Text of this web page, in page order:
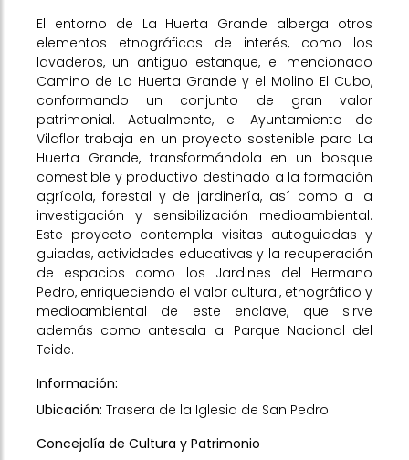
El entorno de La Huerta Grande alberga otros
elementos etnográficos de interés, como los
lavaderos, un antiguo estanque, el mencionado
Camino de La Huerta Grande y el Molino El Cubo,
conformando un conjunto de gran valor
patrimonial. Actualmente, el Ayuntamiento de
Vilaflor trabaja en un proyecto sostenible para La
Huerta Grande, transformándola en un bosque
comestible y productivo destinado a la formación
agrícola, forestal y de jardinería, así como a la
investigación y sensibilización medioambiental.
Este proyecto contempla visitas autoguiadas y
guiadas, actividades educativas y la recuperación
de espacios como los Jardines del Hermano
Pedro, enriqueciendo el valor cultural, etnográfico y
medioambiental de este enclave, que sirve
además como antesala al Parque Nacional del
Teide.
Información:
Ubicación: Trasera de la Iglesia de San Pedro
Concejalía de Cultura y Patrimonio